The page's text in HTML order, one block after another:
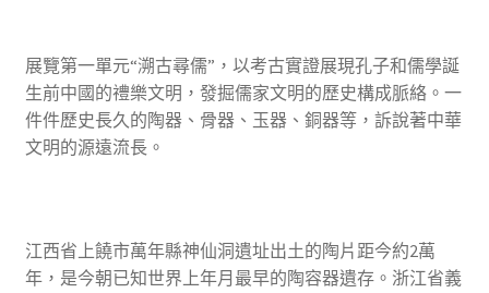
展覽第一單元“溯古尋儒”，以考古實證展現孔子和儒學誕
生前中國的禮樂文明，發掘儒家文明的歷史構成脈絡。一
件件歷史長久的陶器、骨器、玉器、銅器等，訴說著中華
文明的源遠流長。
江西省上饒市萬年縣神仙洞遺址出土的陶片距今約2萬
年，是今朝已知世界上年月最早的陶容器遺存。浙江省義